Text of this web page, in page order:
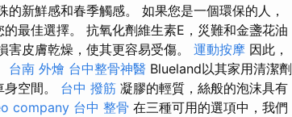
新鮮感和春季觸感。 如果您是一個環保的人，
最佳選擇。 抗氧化劑維生素E，災難和金盞花油
皮膚乾燥，使其更容易受傷。 運動按摩 因此，
台南 外燴 台中整骨神醫 Blueland以其家用清潔劑
空間。 台中 撥筋 凝膠的輕質，絲般的泡沫具有
company 台中 整骨 在三種可用的選項中，我們